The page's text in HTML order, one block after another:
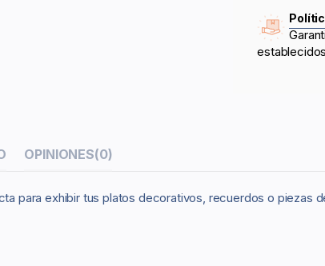
OPINIONES(0)
para exhibir tus platos decorativos, recuerdos o piezas